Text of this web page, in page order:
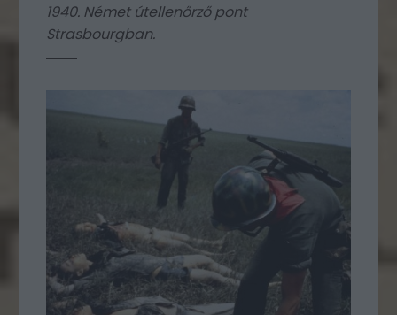
1940. Német útellenőrző pont
Strasbourgban.